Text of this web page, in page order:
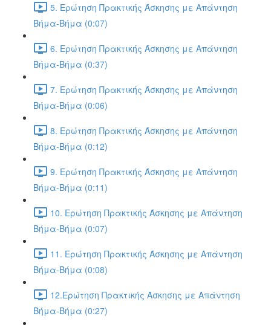
5. Ερώτηση Πρακτικής Άσκησης με Απάντηση
Βήμα-Βήμα (0:07)
6. Ερώτηση Πρακτικής Άσκησης με Απάντηση
Βήμα-Βήμα (0:37)
7. Ερώτηση Πρακτικής Άσκησης με Απάντηση
Βήμα-Βήμα (0:06)
8. Ερώτηση Πρακτικής Άσκησης με Απάντηση
Βήμα-Βήμα (0:12)
9. Ερώτηση Πρακτικής Άσκησης με Απάντηση
Βήμα-Βήμα (0:11)
10. Ερώτηση Πρακτικής Άσκησης με Απάντηση
Βήμα-Βήμα (0:07)
11. Ερώτηση Πρακτικής Άσκησης με Απάντηση
Βήμα-Βήμα (0:08)
12.Ερώτηση Πρακτικής Άσκησης με Απάντηση
Βήμα-Βήμα (0:27)